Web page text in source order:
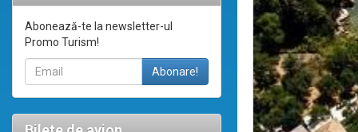
Abonează-te la newsletter-ul
Promo Turism!